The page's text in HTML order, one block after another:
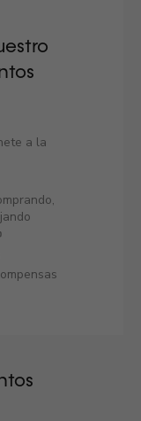
a la